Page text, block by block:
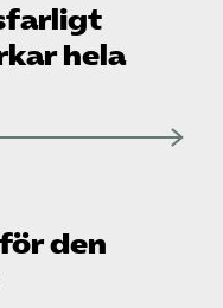
hela
den